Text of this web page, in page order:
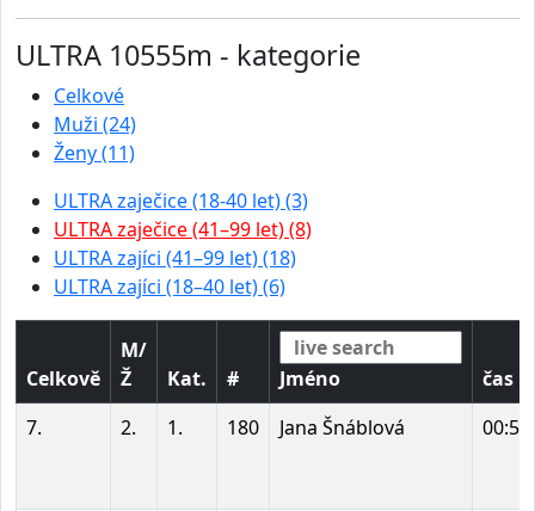
ULTRA 10555m - kategorie
Celkové
Muži (24)
Ženy (11)
ULTRA zaječice (18-40 let) (3)
ULTRA zaječice (41–99 let) (8)
ULTRA zajíci (41–99 let) (18)
ULTRA zajíci (18–40 let) (6)
Celkově
M/
Ž
Kat. # Jméno
čas
7.
2. 1. 180 Jana Šnáblová